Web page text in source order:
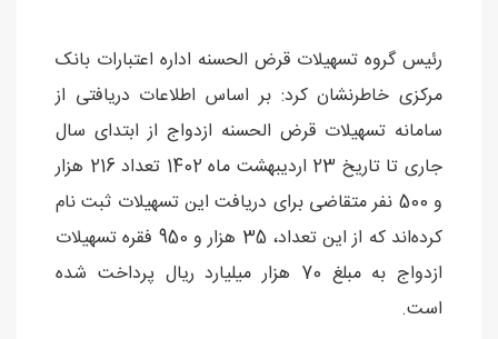
رئیس گروه تسهیلات قرض الحسنه اداره اعتبارات بانک
مرکزی خاطرنشان کرد:‌ بر اساس اطلاعات دریافتی از
سامانه تسهیلات قرض الحسنه ازدواج از ابتدای سال
جاری تا تاریخ 23 اردیبهشت ماه 1402 تعداد 216 هزار
و 500 نفر متقاضی برای دریافت این تسهیلات ثبت ‌نام
کرده‌اند که از این تعداد، 35 هزار و 950 فقره تسهیلات
ازدواج به مبلغ 70 هزار میلیارد ریال پرداخت شده
است.